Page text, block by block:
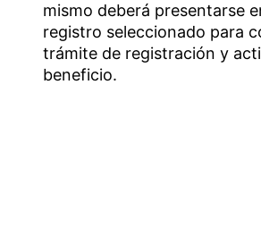
mismo deberá presentarse
registro seleccionado para
trámite de registración y
beneficio.